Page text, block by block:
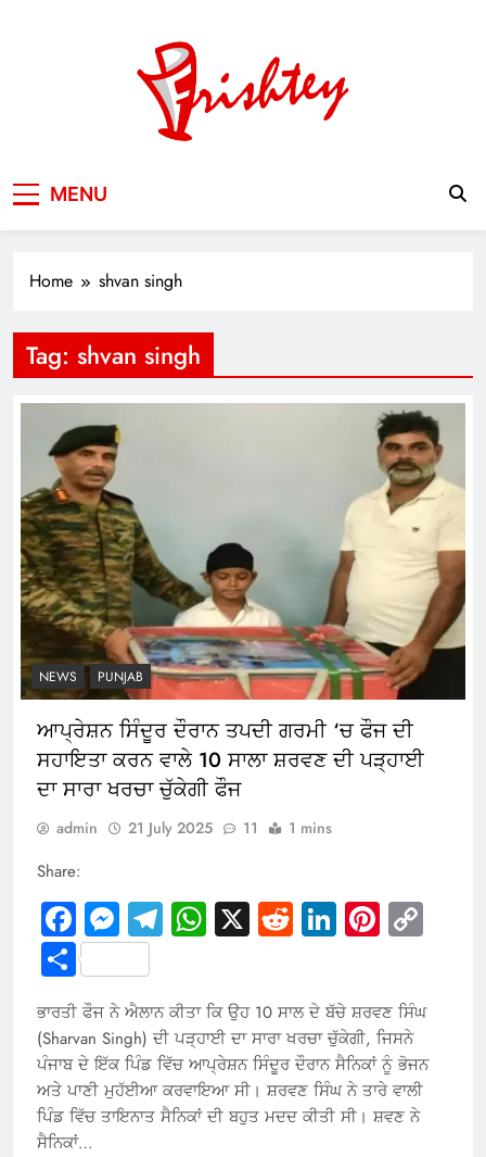
MENU
Home shvan singh
Tag: shvan singh
NEWS PUNJAB
ਆਪ੍ਰੇਸ਼ਨ ਸਿੰਦੂਰ ਦੌਰਾਨ ਤਪਦੀ ਗਰਮੀ ‘ਚ ਫੌਜ ਦੀ
ਸਹਾਇਤਾ ਕਰਨ ਵਾਲੇ 10 ਸਾਲਾ ਸ਼ਰਵਣ ਦੀ ਪੜ੍ਹਾਈ
ਦਾ ਸਾਰਾ ਖਰਚਾ ਚੁੱਕੇਗੀ ਫੌਜ
admin 21 July 2025 11 1 mins
Share:
Facebook
Messenger
Telegram
WhatsApp
X RedditLinkedIn
Share
ਭਾਰਤੀ ਫੌਜ ਨੇ ਐਲਾਨ ਕੀਤਾ ਕਿ ਉਹ 10 ਸਾਲ ਦੇ ਬੱਚੇ ਸ਼ਰਵਣ ਸਿੰਘ
(Sharvan Singh) ਦੀ ਪੜ੍ਹਾਈ ਦਾ ਸਾਰਾ ਖਰਚਾ ਚੁੱਕੇਗੀ, ਜਿਸਨੇ
ਪੰਜਾਬ ਦੇ ਇੱਕ ਪਿੰਡ ਵਿੱਚ ਆਪ੍ਰੇਸ਼ਨ ਸਿੰਦੂਰ ਦੌਰਾਨ ਸੈਨਿਕਾਂ ਨੂੰ ਭੋਜਨ
ਅਤੇ ਪਾਣੀ ਮੁਹੱਈਆ ਕਰਵਾਇਆ ਸੀ। ਸ਼ਰਵਣ ਸਿੰਘ ਨੇ ਤਾਰੇ ਵਾਲੀ
ਪਿੰਡ ਵਿੱਚ ਤਾਇਨਾਤ ਸੈਨਿਕਾਂ ਦੀ ਬਹੁਤ ਮਦਦ ਕੀਤੀ ਸੀ। ਸ਼ਵਣ ਨੇ
ਸੈਨਿਕਾਂ…